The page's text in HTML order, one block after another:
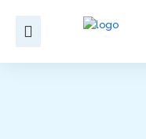
content